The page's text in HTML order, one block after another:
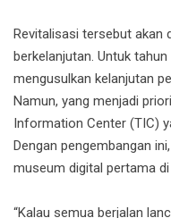
Revitalisasi tersebut akan
berkelanjutan. Untuk
mengusulkan kelanjutan
Namun, yang menjadi
Information Center (TIC)
Dengan pengembangan
museum digital pertama
“Kalau semua berjalan